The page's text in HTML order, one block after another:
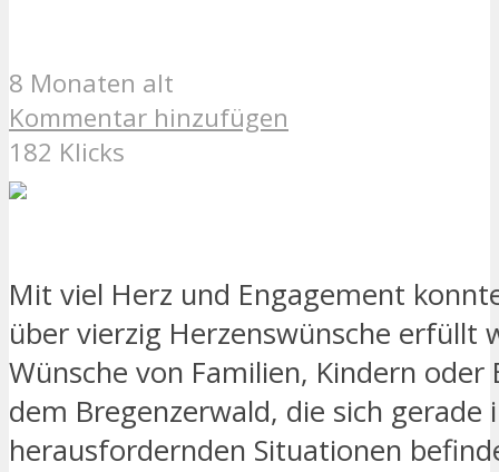
8 Monaten alt
Kommentar hinzufügen
182 Klicks
Mit viel Herz und Engagement
über vierzig Herzenswünsche erfüllt
Wünsche von Familien, Kindern oder
dem Bregenzerwald, die sich gerade
herausfordernden Situationen